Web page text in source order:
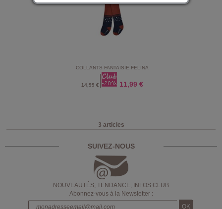
COLLANTS FANTAISIE FELINA
14,99 € 11,99 €
3 articles
SUIVEZ-NOUS
NOUVEAUTÉS, TENDANCE, INFOS CLUB
Abonnez-vous à la Newsletter :